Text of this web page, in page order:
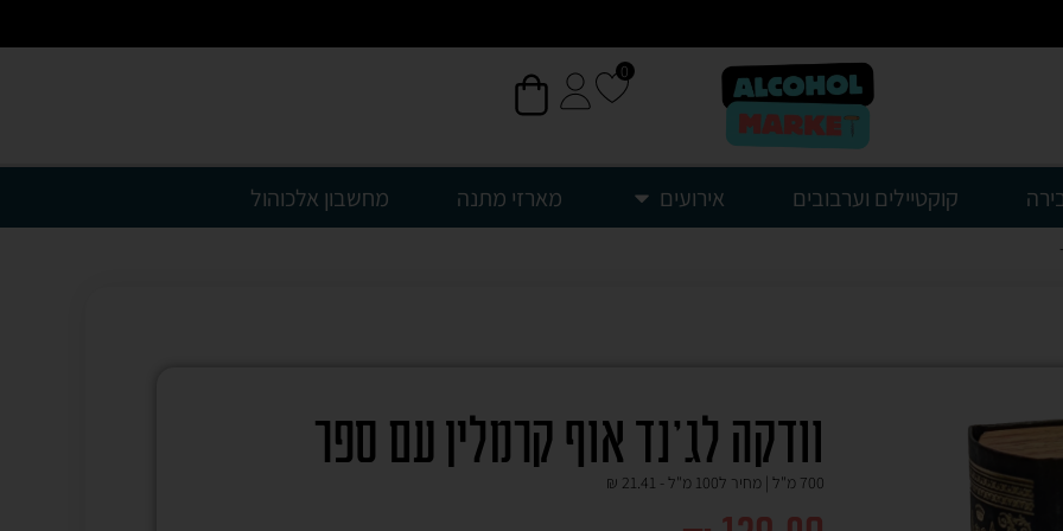
0
קוקטיילים וערבובים אירועים מארזי מתנה מחשבון אלכוהול
וודקה לג'נד אוף קרמלין עם ספר
700 מ"ל | מחיר ל100 מ"ל - 21.41
₪